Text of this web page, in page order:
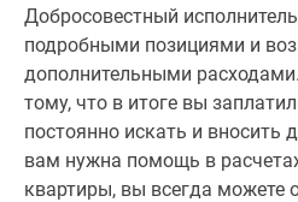
Добросовестный
подробными позициями и
дополнительными
тому, что в итоге вы
постоянно искать и вносить
вам нужна помощь в
квартиры, вы всегда можете